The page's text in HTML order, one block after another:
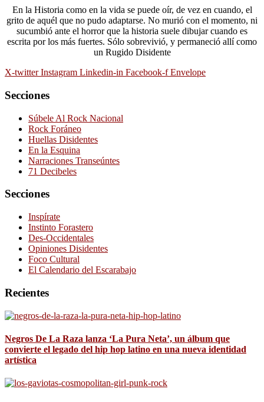
En la Historia como en la vida se puede oír, de vez en cuando, el
grito de aquél que no pudo adaptarse. No murió con el momento, ni
sucumbió ante el horror que la historia suele dibujar cuando es
escrita por los más fuertes. Sólo sobrevivió, y permaneció allí como
un Rugido Disidente
X-twitter Instagram Linkedin-in Facebook-f Envelope
Secciones
Súbele Al Rock Nacional
Rock Foráneo
Huellas Disidentes
En la Esquina
Narraciones Transeúntes
71 Decibeles
Secciones
Inspírate
Instinto Forastero
Des-Occidentales
Opiniones Disidentes
Foco Cultural
El Calendario del Escarabajo
Recientes
Negros De La Raza lanza ‘La Pura Neta’, un álbum que
convierte el legado del hip hop latino en una nueva identidad
artística